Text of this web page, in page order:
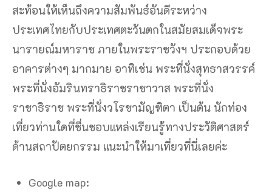
สะท้อนให้เห็นถึงความสัมพันธ์อันดีระหว่าง
ประเทศไทยกับประเทศตะวันตกในสมัยสมเด็จพระ
นารายณ์มหาราช ภายในพระราชวังฯ ประกอบด้วย
อาคารต่างๆ มากมาย อาทิเช่น พระที่นั่งสุทธาสวรรค์
พระที่นั่งอัมรินทราธิราชราชาวาส พระที่นั่ง
ราชาธิราช พระที่นั่งวโรชามัญฑิตา เป็นต้น นักท่อง
เที่ยวท่านใดที่ชื่นชอบแหล่งเรียนรู้ทางประวัติศาสตร์
ด้านสถาปัตยกรรม แนะนำให้มาเที่ยวที่นี่เลยค่ะ
Google map: